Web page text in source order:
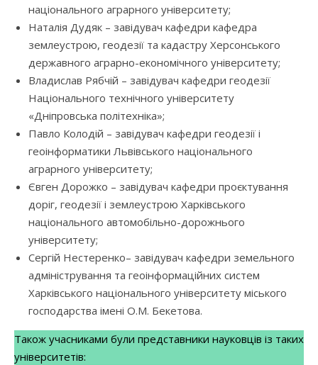
національного аграрного університету;
Наталія Дудяк – завідувач кафедри кафедра
землеустрою, геодезії та кадастру Херсонського
державного аграрно-економічного університету;
Владислав Рябчій – завідувач кафедри геодезії
Національного технічного університету
«Дніпровська політехніка»;
Павло Колодій – завідувач кафедри геодезії і
геоінформатики Львівського національного
аграрного університету;
Євген Дорожко – завідувач кафедри проєктування
доріг, геодезії і землеустрою Харківського
національного автомобільно-дорожнього
університету;
Сергій Нестеренко– завідувач кафедри земельного
адміністрування та геоінформаційних систем
Харківського національного університету міського
господарства імені О.М. Бекетова.
Також учасниками були представники науковців із таких
університетів: